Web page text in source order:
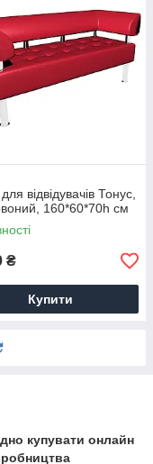
відвідувачів Тонус,
160*60*70h см
₴
Купити
купувати онлайн